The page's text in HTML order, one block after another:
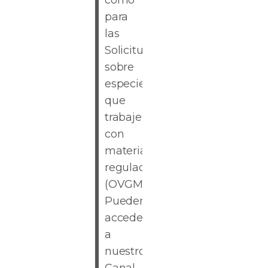
para
las
Solicitudes
sobre
especies
que
trabajen
con
material
regulado
(OVGM).
Pueden
acceder
a
nuestro